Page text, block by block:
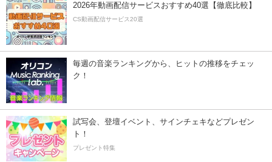
2026年動画配信サービスおすすめ40選【徹底比較】
CS動画配信サービス20選
毎週の音楽ランキングから、ヒットの推移をチェッ
ク！
試写会、登壇イベント、サインチェキなどプレゼン
ト！
プレゼント特集